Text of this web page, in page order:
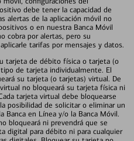
debe tener la capacidad de
alertas de la aplicación móvil no
o en nuestra Banca Móvil
cobra por alertas, pero su
tarifas por mensajes y datos.
tarjeta de débito física o tarjeta (o
de tarjeta individualmente. El
su tarjeta (o tarjetas) virtual. De
no bloqueará su tarjeta física ni
tarjeta virtual debe bloquearse
posibilidad de solicitar o eliminar un
Banca en Línea y/o la Banca Móvil.
bloqueará ni prevendrá que se
digital para débito ni para cualquier